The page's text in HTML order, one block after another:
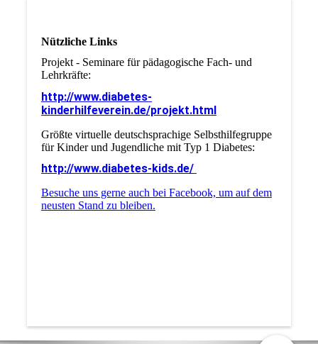
Nützliche Links
Projekt - Seminare für pädagogische Fach- und
Lehrkräfte:
http://www.diabetes-
kinderhilfeverein.de/projekt.html
Größte virtuelle deutschsprachige Selbsthilfegruppe
für Kinder und Jugendliche mit Typ 1 Diabetes:
http://www.diabetes-kids.de/
Besuche uns gerne auch bei Facebook, um auf dem
neusten Stand zu bleiben.